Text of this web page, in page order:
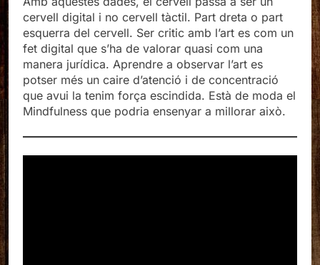
cervell digital i no cervell tàctil. Part dreta o part
esquerra del cervell. Ser critic amb l’art es com un
fet digital que s’ha de valorar quasi com una
manera jurídica. Aprendre a observar l’art es
potser més un caire d’atenció i de concentració
que avui la tenim força escindida. Està de moda el
Mindfulness que podria ensenyar a millorar això.